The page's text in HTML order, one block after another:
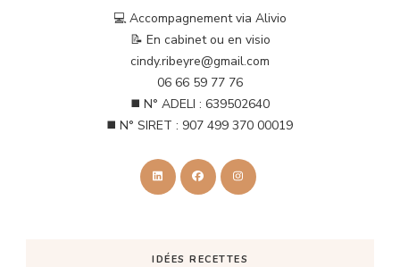
💻 Accompagnement via Alivio
📝 En cabinet ou en visio
cindy.ribeyre@gmail.com
06 66 59 77 76
◼️ N° ADELI : 639502640
◼️ N° SIRET : 907 499 370 00019
IDÉES RECETTES